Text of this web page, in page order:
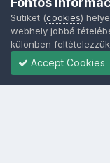
Sütiket (cookies)
webhely jobbá
különben
Accept Cookies